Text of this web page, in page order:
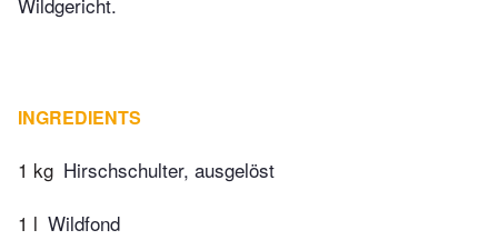
INGREDIENTS
1 kg Hirschschulter, ausgelöst
1 l Wildfond